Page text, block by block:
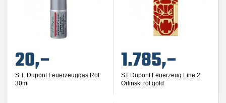
20,–
S.T. Dupont Feuerzeuggas Rot
30ml
1.785,–
ST Dupont Feuerzeug Line 2
Orlinski rot gold